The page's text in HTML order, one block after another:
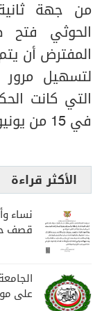
من جهة
الحوثي
المفترض أن
لتسهيل مرور
التي كانت
في 15 من يونيو الماضي.
الأكثر قراءة
نساء
قصف
على